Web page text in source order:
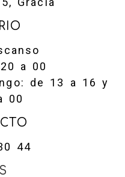
a 00
de 13 a 16 y
00
44